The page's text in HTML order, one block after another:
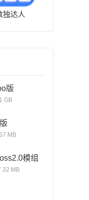
独达人
版
GB
MB
模组
MB